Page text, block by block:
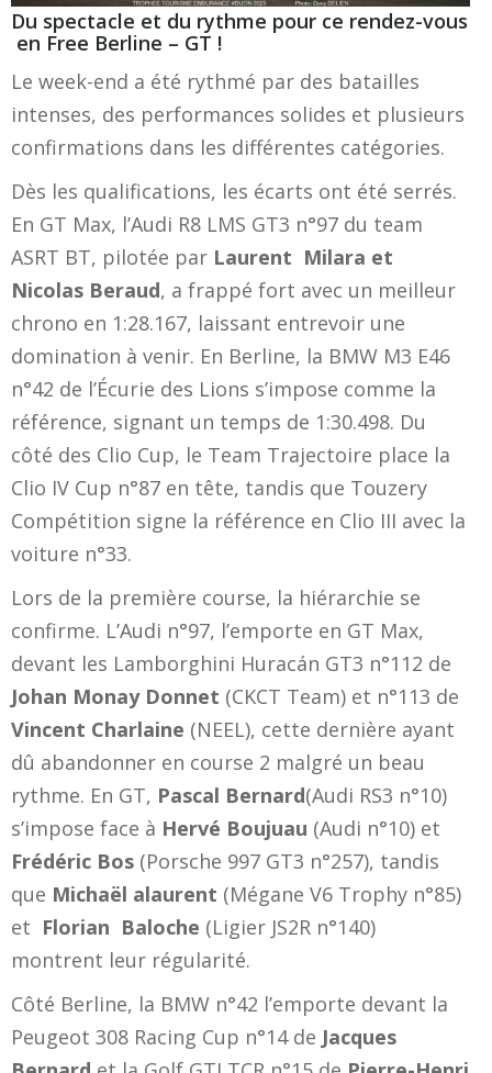
Du spectacle et du rythme pour ce rendez-vous
en Free Berline – GT !
Le week-end a été rythmé par des batailles
intenses, des performances solides et plusieurs
confirmations dans les différentes catégories.
Dès les qualifications, les écarts ont été serrés.
En GT Max, l’Audi R8 LMS GT3 n°97 du team
ASRT BT, pilotée par Laurent Milara et
Nicolas Beraud, a frappé fort avec un meilleur
chrono en 1:28.167, laissant entrevoir une
domination à venir. En Berline, la BMW M3 E46
n°42 de l’Écurie des Lions s’impose comme la
référence, signant un temps de 1:30.498. Du
côté des Clio Cup, le Team Trajectoire place la
Clio IV Cup n°87 en tête, tandis que Touzery
Compétition signe la référence en Clio III avec la
voiture n°33.
Lors de la première course, la hiérarchie se
confirme. L’Audi n°97, l’emporte en GT Max,
devant les Lamborghini Huracán GT3 n°112 de
Johan Monay Donnet (CKCT Team) et n°113 de
Vincent Charlaine (NEEL), cette dernière ayant
dû abandonner en course 2 malgré un beau
rythme. En GT, Pascal Bernard(Audi RS3 n°10)
s’impose face à Hervé Boujuau (Audi n°10) et
Frédéric Bos (Porsche 997 GT3 n°257), tandis
que Michaël alaurent (Mégane V6 Trophy n°85)
et Florian Baloche (Ligier JS2R n°140)
montrent leur régularité.
Côté Berline, la BMW n°42 l’emporte devant la
Peugeot 308 Racing Cup n°14 de Jacques